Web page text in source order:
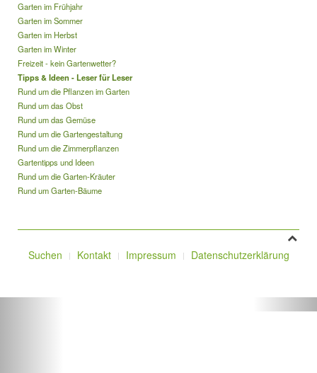
Garten im Frühjahr
Garten im Sommer
Garten im Herbst
Garten im Winter
Freizeit - kein Gartenwetter?
Tipps & Ideen - Leser für Leser
Rund um die Pflanzen im Garten
Rund um das Obst
Rund um das Gemüse
Rund um die Gartengestaltung
Rund um die Zimmerpflanzen
Gartentipps und Ideen
Rund um die Garten-Kräuter
Rund um Garten-Bäume
Suchen Kontakt Impressum Datenschutzerklärung